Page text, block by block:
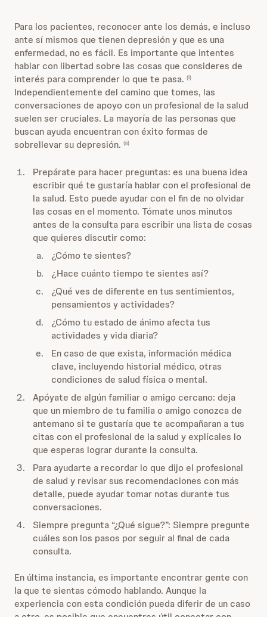
Para los pacientes, reconocer ante los demás, e incluso
ante sí mismos que tienen depresión y que es una
enfermedad, no es fácil. Es importante que intentes
hablar con libertad sobre las cosas que consideres de
interés para comprender lo que te pasa. (i)
Independientemente del camino que tomes, las
conversaciones de apoyo con un profesional de la salud
suelen ser cruciales. La mayoría de las personas que
buscan ayuda encuentran con éxito formas de
sobrellevar su depresión. (ii)
Prepárate para hacer preguntas: es una buena idea
escribir qué te gustaría hablar con el profesional de
la salud. Esto puede ayudar con el fin de no olvidar
las cosas en el momento. Tómate unos minutos
antes de la consulta para escribir una lista de cosas
que quieres discutir como:
¿Cómo te sientes?
¿Hace cuánto tiempo te sientes así?
¿Qué ves de diferente en tus sentimientos,
pensamientos y actividades?
¿Cómo tu estado de ánimo afecta tus
actividades y vida diaria?
En caso de que exista, información médica
clave, incluyendo historial médico, otras
condiciones de salud física o mental.
Apóyate de algún familiar o amigo cercano: deja
que un miembro de tu familia o amigo conozca de
antemano si te gustaría que te acompañaran a tus
citas con el profesional de la salud y explícales lo
que esperas lograr durante la consulta.
Para ayudarte a recordar lo que dijo el profesional
de salud y revisar sus recomendaciones con más
detalle, puede ayudar tomar notas durante tus
conversaciones.
Siempre pregunta “¿Qué sigue?”: Siempre pregunte
cuáles son los pasos por seguir al final de cada
consulta.
En última instancia, es importante encontrar gente con
la que te sientas cómodo hablando. Aunque la
experiencia con esta condición pueda diferir de un caso